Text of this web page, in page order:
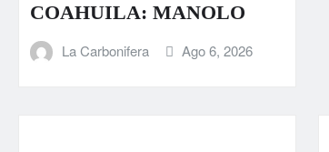
COAHUILA: MANOLO
La Carbonifera Ago 6, 2026